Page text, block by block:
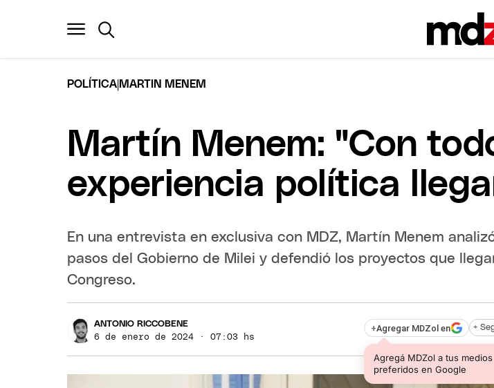
POLÍTICA MARTIN MENEM
Martín Menem: "Con
experiencia política
En una entrevista en exclusiva con MDZ, Martín Menem
pasos del Gobierno de Milei y defendió los proyectos que
Congreso.
ANTONIO RICCOBENE
6 de enero de 2024 · 07:03 hs
+Agregar MDZol en
Agregá MDZol a tus medios
preferidos en Google
+